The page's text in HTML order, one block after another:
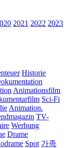
2021 2022 2023
Historie
Animationsfilm
Sci-Fi
Animation.
TV-
Werbung
Drame
Spot 가족